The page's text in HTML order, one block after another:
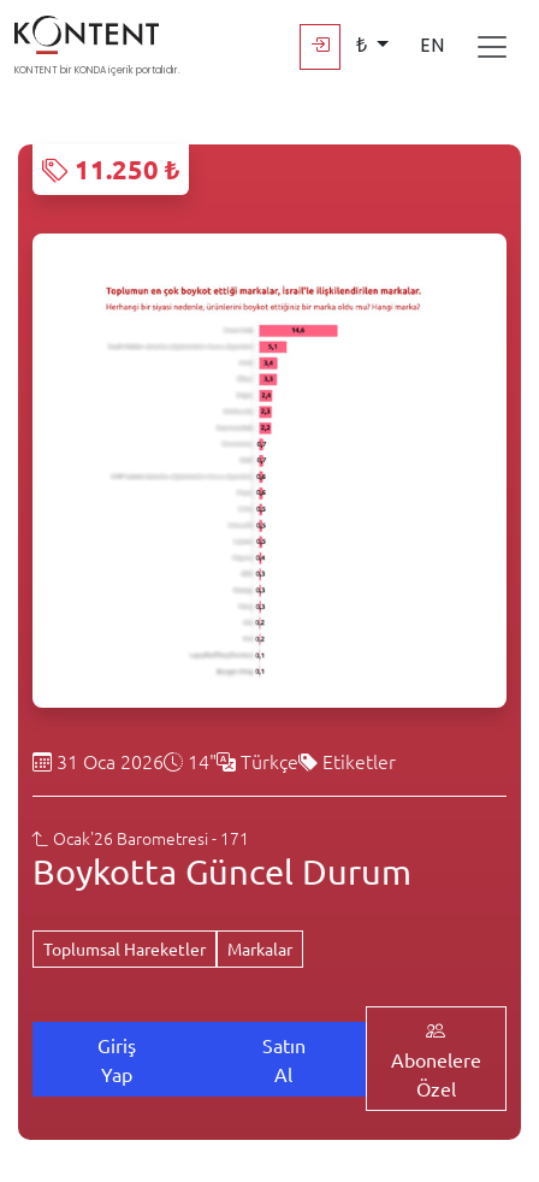
KONTENT bir KONDA içerik portalıdır.
₺ EN
11.250 ₺
31 Oca 2026 14" Türkçe Etiketler
Ocak'26 Barometresi - 171
Boykotta Güncel Durum
Toplumsal Hareketler Markalar
Giriş
Yap
Satın
Al
Abonelere
Özel